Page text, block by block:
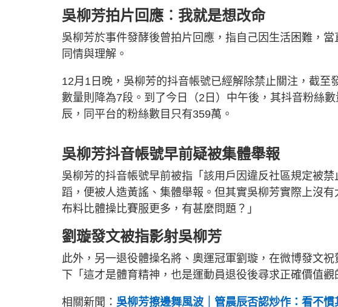
吳柳芳拍片回應︰我就是想改命
吳柳芳於事件發酵後曾拍片回應，指自己因生活困難，
同情與理解。
12月1日晚，吳柳芳的抖音帳號已經解除禁止關注，截
數量則降為7段。到了今日（2日）中午後，其抖音粉絲
辰，同平台的粉絲數目只有359萬。
吳柳芳抖音帳號早前疑被集體舉報
吳柳芳的抖音帳號早前被指「該用戶因違反社區規定被
蹈，便被人造黃謠、集體舉報。但其實吳柳芳實際上沒
布料比體操比賽服更多，有甚麼問題？」
劉璇發文被指影射吳柳芳
此外，另一退役體操名將、奧運冠軍劉璇，在微博發文
下「這才是體育精神，也是運動員退役後尋求正確價值
相關新聞： 吳柳芳擦邊舞風波｜管晨辰否認炒作：看不